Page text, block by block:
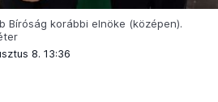
Bíróság korábbi elnöke (középen).
8. 13:36